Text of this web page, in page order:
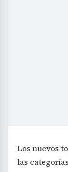
Los nuevos
las